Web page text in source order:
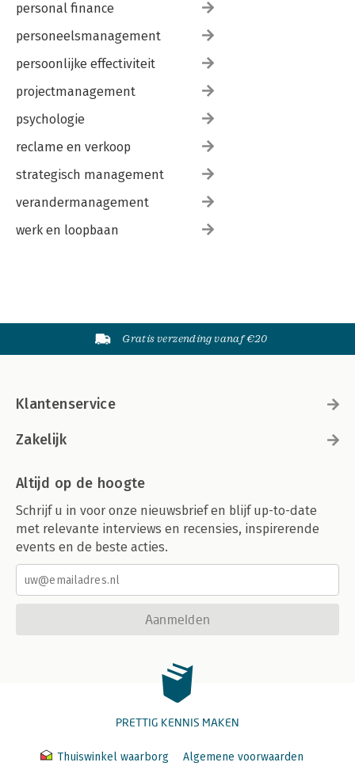
personal finance
personeelsmanagement
persoonlijke effectiviteit
projectmanagement
psychologie
reclame en verkoop
strategisch management
verandermanagement
werk en loopbaan
Gratis verzending vanaf €20
Klantenservice
Zakelijk
Altijd op de hoogte
Schrijf u in voor onze nieuwsbrief en blijf up-to-date
met relevante interviews en recensies, inspirerende
events en de beste acties.
Aanmelden
PRETTIG KENNIS MAKEN
Thuiswinkel waarborg Algemene voorwaarden